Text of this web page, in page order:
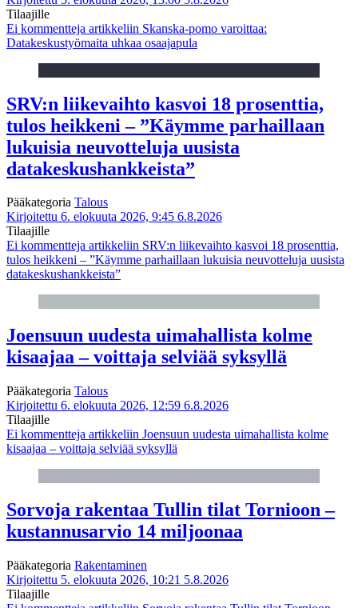
Tilaajille
Ei kommentteja artikkeliin Skanska-pomo varoittaa:
Datakeskustyömaita uhkaa osaajapula
SRV:n liikevaihto kasvoi 18 prosenttia,
tulos heikkeni – ”Käymme parhaillaan
lukuisia neuvotteluja uusista
datakeskushankkeista”
Pääkategoria Talous
Kirjoitettu 6. elokuuta 2026, 9:45 6.8.2026
Tilaajille
Ei kommentteja artikkeliin SRV:n liikevaihto kasvoi 18 prosenttia,
tulos heikkeni – ”Käymme parhaillaan lukuisia neuvotteluja uusista
datakeskushankkeista”
Joensuun uudesta uimahallista kolme
kisaajaa – voittaja selviää syksyllä
Pääkategoria Talous
Kirjoitettu 6. elokuuta 2026, 12:59 6.8.2026
Tilaajille
Ei kommentteja artikkeliin Joensuun uudesta uimahallista kolme
kisaajaa – voittaja selviää syksyllä
Sorvoja rakentaa Tullin tilat Tornioon –
kustannusarvio 14 miljoonaa
Pääkategoria Rakentaminen
Kirjoitettu 5. elokuuta 2026, 10:21 5.8.2026
Tilaajille